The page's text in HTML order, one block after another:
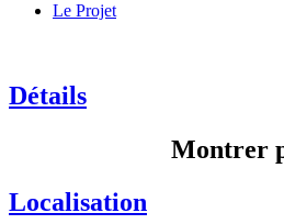
Le Projet
Détails
Montrer
Localisation